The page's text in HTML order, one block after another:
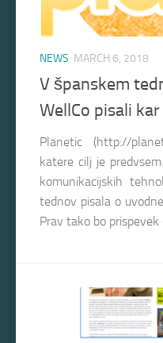
NEWS MARCH 6, 2018
V španskem
WellCo pisali
Planetic (http://
katere cilj je
komunikacijskih
tednov pisala o
Prav tako bo prispevek